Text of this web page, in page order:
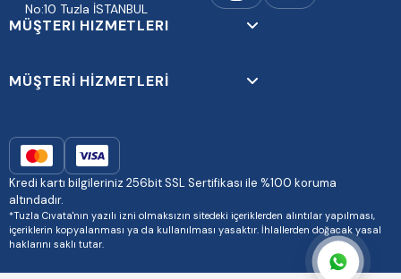
No:10 Tuzla İSTANBUL
MÜŞTERI HIZMETLERI
MÜŞTERİ HİZMETLERİ
Kredi kartı bilgileriniz 256bit SSL Sertifikası ile %100 koruma
altındadır.
*Tuzla Cıvata'nın yazılı izni olmaksızın sitedeki içeriklerden alıntılar yapılması,
içeriklerin kopyalanması ya da kullanılması yasaktır. İhlallerden doğacak yasal
haklarını saklı tutar.